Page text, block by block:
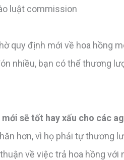
luật commission
quy định mới về hoa hồng
nhiều, bạn có thể thương
sẽ tốt hay xấu cho các
hơn, vì họ phải tự thương
về việc trả hoa hồng với